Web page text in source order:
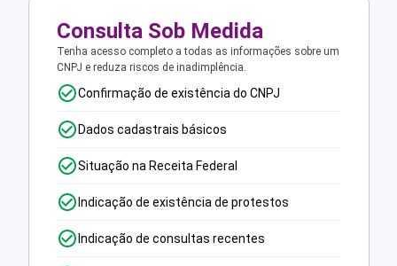
Consulta Sob Medida
Tenha acesso completo a todas as informações sobre um
CNPJ e reduza riscos de inadimplência.
Confirmação de existência do CNPJ
Dados cadastrais básicos
Situação na Receita Federal
Indicação de existência de protestos
Indicação de consultas recentes